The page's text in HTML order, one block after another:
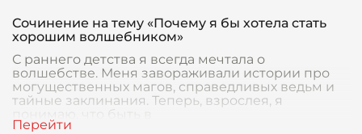
Сочинение на тему «Почему я бы хотела стать
хорошим волшебником»
С раннего детства я всегда мечтала о
волшебстве. Меня завораживали истории про
могущественных магов, справедливых ведьм и
тайные заклинания. Теперь, взрослея, я
понимаю, что быть в